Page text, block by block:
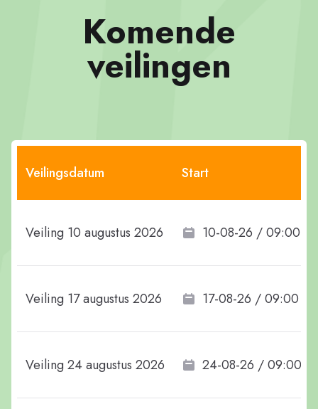
Komende
veilingen
Veilingsdatum Start
Veiling 10 augustus 2026 10-08-26 / 09:00
Veiling 17 augustus 2026 17-08-26 / 09:00
Veiling 24 augustus 2026 24-08-26 / 09:00